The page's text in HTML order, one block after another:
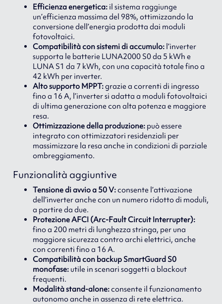
Efficienza energetica: il sistema raggiunge
un’efficienza massima del 98%, ottimizzando la
conversione dell’energia prodotta dai moduli
fotovoltaici.
Compatibilità con sistemi di accumulo: l’inverter
supporta le batterie LUNA2000 S0 da 5 kWh e
LUNA S1 da 7 kWh, con una capacità totale fino a
42 kWh per inverter.
Alto supporto MPPT:grazie a correnti di ingresso
fino a 16 A, l’inverter si adatta a moduli fotovoltaici
di ultima generazione con alta potenza e maggiore
resa.
Ottimizzazione della produzione: può essere
integrato con ottimizzatori residenziali per
massimizzare la resa anche in condizioni di parziale
ombreggiamento.
Funzionalità aggiuntive
Tensione di avvio a 50 V:consente l’attivazione
dell’inverter anche con un numero ridotto di moduli,
a partire da due.
Protezione AFCI (Arc-Fault Circuit Interrupter):
fino a 200 metri di lunghezza stringa, per una
maggiore sicurezza contro archi elettrici, anche
con correnti fino a 16 A.
Compatibilità con backup SmartGuard S0
monofase: utile in scenari soggetti a blackout
frequenti.
Modalità stand-alone:consente il funzionamento
autonomo anche in assenza di rete elettrica.